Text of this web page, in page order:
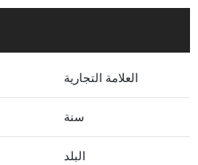
العلامة التجارية
سنة
البلد